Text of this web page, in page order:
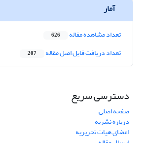
آمار
تعداد مشاهده مقاله 626
تعداد دریافت فایل اصل مقاله 207
دسترسی سریع
صفحه اصلی
درباره نشریه
اعضای هیات تحریریه